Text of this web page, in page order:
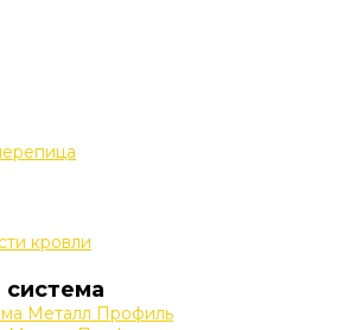
кровли